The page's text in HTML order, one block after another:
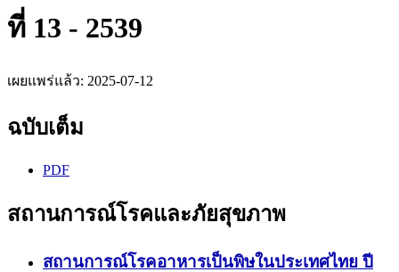
ที่ 13 - 2539
เผยแพร่แล้ว: 2025-07-12
ฉบับเต็ม
PDF
สถานการณ์โรคและภัยสุขภาพ
สถานการณ์โรคอาหารเป็นพิษในประเทศไทย ปี